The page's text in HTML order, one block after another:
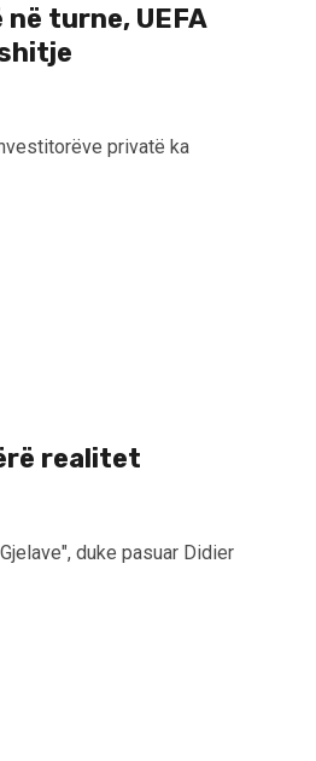
turne, UEFA
privatë ka
realitet
duke pasuar Didier